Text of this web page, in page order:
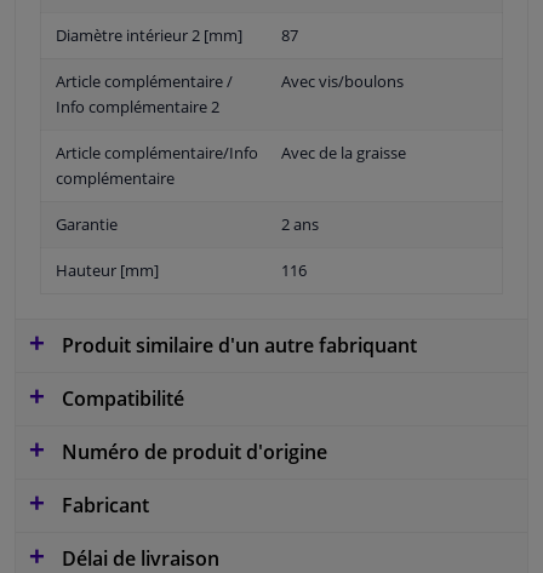
Diamètre intérieur 2 [mm] 87
Article complémentaire /
Info complémentaire 2
Avec vis/boulons
Article complémentaire/Info
complémentaire
Avec de la graisse
Garantie 2 ans
Hauteur [mm] 116
Produit similaire d'un autre fabriquant
Compatibilité
Numéro de produit d'origine
Fabricant
Délai de livraison